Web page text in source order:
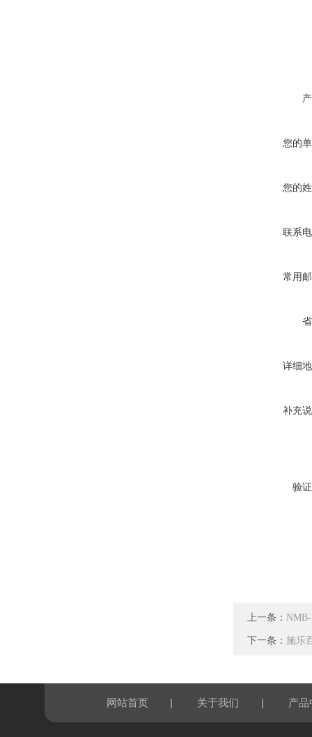
您的
您的
联系
常用
详细
补充
验
上一条：
下一条： 施乐
网站首页 | 关于我们 | 产品